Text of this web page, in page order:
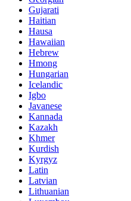
Gujarati
Haitian
Hausa
Hawaiian
Hebrew
Hmong
Hungarian
Icelandic
Igbo
Javanese
Kannada
Kazakh
Khmer
Kurdish
Kyrgyz
Latin
Latvian
Lithuanian